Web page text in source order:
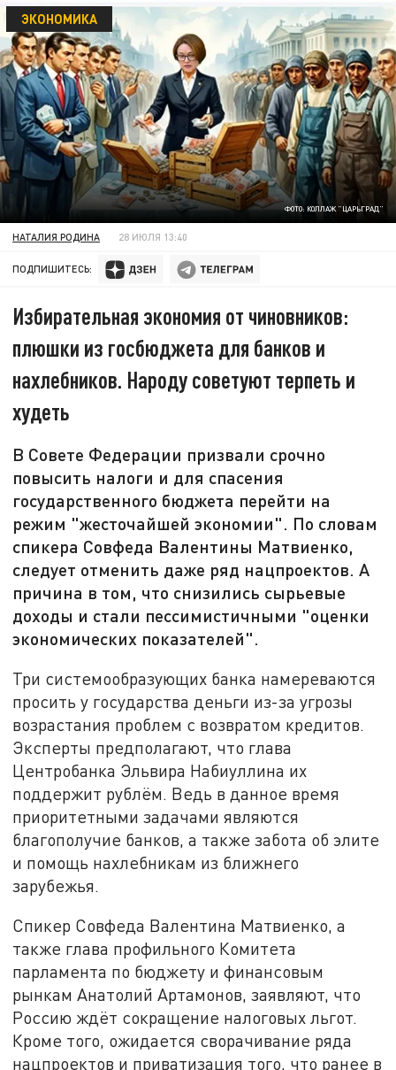
ФОТО: КОЛЛАЖ "ЦАРЬГРАД"
ЭКОНОМИКА
НАТАЛИЯ РОДИНА 28 ИЮЛЯ 13:40
ПОДПИШИТЕСЬ:
Избирательная экономия от чиновников:
плюшки из госбюджета для банков и
нахлебников. Народу советуют терпеть и
худеть
В Совете Федерации призвали срочно
повысить налоги и для спасения
государственного бюджета перейти на
режим "жесточайшей экономии". По словам
спикера Совфеда Валентины Матвиенко,
следует отменить даже ряд нацпроектов. А
причина в том, что снизились сырьевые
доходы и стали пессимистичными "оценки
экономических показателей".
Три системообразующих банка намереваются
просить у государства деньги из-за угрозы
возрастания проблем с возвратом кредитов.
Эксперты предполагают, что глава
Центробанка Эльвира Набиуллина их
поддержит рублём. Ведь в данное время
приоритетными задачами являются
благополучие банков, а также забота об элите
и помощь нахлебникам из ближнего
зарубежья.
Спикер Совфеда Валентина Матвиенко, а
также глава профильного Комитета
парламента по бюджету и финансовым
рынкам Анатолий Артамонов, заявляют, что
Россию ждёт сокращение налоговых льгот.
Кроме того, ожидается сворачивание ряда
нацпроектов и приватизация того, что ранее в